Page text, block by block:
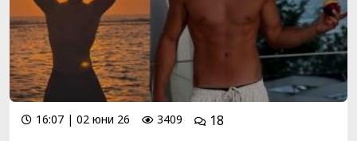
16:07 | 02 юни 26 3409
18